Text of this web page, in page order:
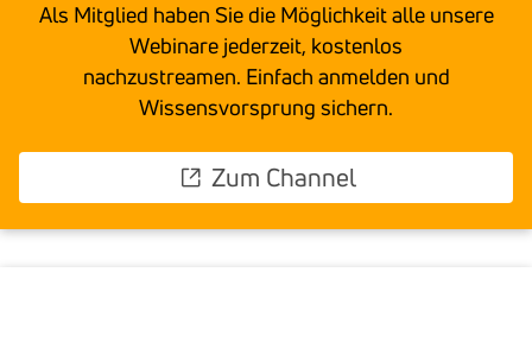
Als Mitglied haben Sie die Möglichkeit alle unsere
Webinare jederzeit, kostenlos
nachzustreamen. Einfach anmelden und
Wissensvorsprung sichern.
Zum Channel